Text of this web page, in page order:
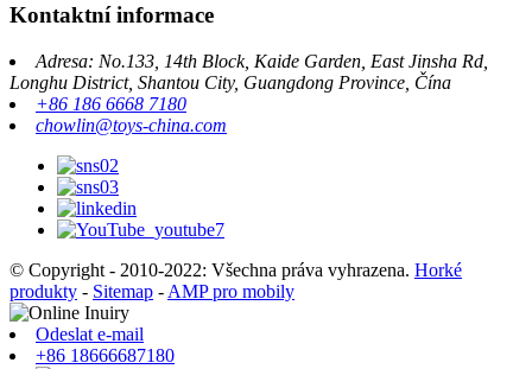
Kontaktní informace
Adresa: No.133, 14th Block, Kaide Garden, East Jinsha Rd,
Longhu District, Shantou City, Guangdong Province, Čína
+86 186 6668 7180
chowlin@toys-china.com
© Copyright - 2010-2022: Všechna práva vyhrazena. Horké
produkty - Sitemap - AMP pro mobily
Odeslat e-mail
+86 18666687180